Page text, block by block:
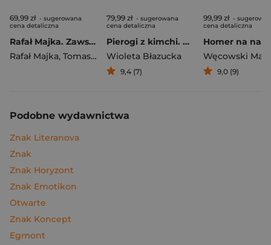
69,99 zł - sugerowana
cena detaliczna
Rafał Majka. Zawsze z przodu. Rozmawia Tomasz Kalemba - książka z autografem
Rafał Majka, Tomasz Kalemba
79,99 zł - sugerowana
cena detaliczna
Pierogi z kimchi. Moje ulubione azjatyckie przepisy
Wioleta Błazucka
9,4 (7)
99,99 zł -
cena detaliczna
Węcowski
9,0 (9)
Podobne wydawnictwa
Znak Literanova
Znak
Znak Horyzont
Znak Emotikon
Otwarte
Znak Koncept
Egmont